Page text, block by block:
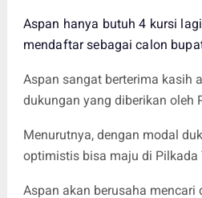
Aspan hanya butuh 4 kursi
mendaftar sebagai calon
Aspan sangat berterima kasih
dukungan yang diberikan oleh
Menurutnya, dengan modal
optimistis bisa maju di Pilkada
Aspan akan berusaha mencari